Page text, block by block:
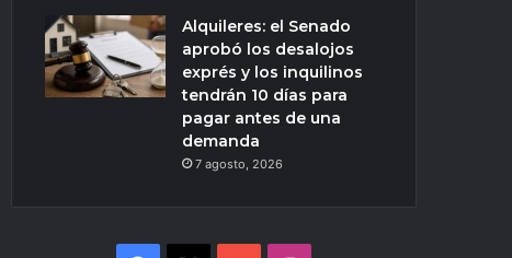
Alquileres: el Senado
aprobó los desalojos
exprés y los inquilinos
tendrán 10 días para
pagar antes de una
demanda
7 agosto, 2026